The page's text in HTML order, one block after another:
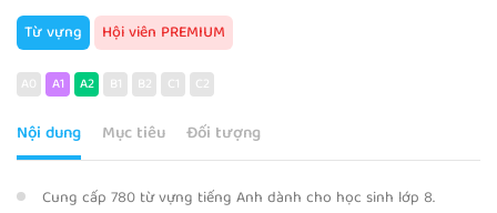
Từ vựng Hội viên PREMIUM
A0 A1 A2 B1 B2 C1 C2
Nội dung Mục tiêu Đối tượng
Cung cấp 780 từ vựng tiếng Anh dành cho học sinh lớp 8.